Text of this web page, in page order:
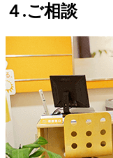
４.ご相談